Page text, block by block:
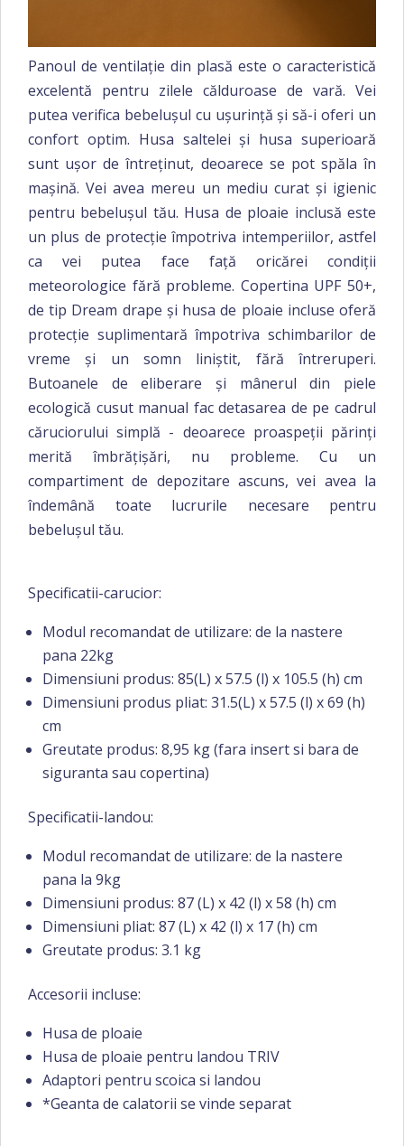
Panoul de ventilație din plasă este o caracteristică
excelentă pentru zilele călduroase de vară. Vei
putea verifica bebelușul cu ușurință și să-i oferi un
confort optim. Husa saltelei și husa superioară
sunt ușor de întreținut, deoarece se pot spăla în
mașină. Vei avea mereu un mediu curat și igienic
pentru bebelușul tău. Husa de ploaie inclusă este
un plus de protecție împotriva intemperiilor, astfel
ca vei putea face față oricărei condiții
meteorologice fără probleme. Copertina UPF 50+,
de tip Dream drape și husa de ploaie incluse oferă
protecție suplimentară împotriva schimbarilor de
vreme și un somn liniștit, fără întreruperi.
Butoanele de eliberare și mânerul din piele
ecologică cusut manual fac detasarea de pe cadrul
căruciorului simplă - deoarece proaspeții părinți
merită îmbrățișări, nu probleme. Cu un
compartiment de depozitare ascuns, vei avea la
îndemână toate lucrurile necesare pentru
bebelușul tău.
Specificatii-carucior:
Modul recomandat de utilizare: de la nastere
pana 22kg
Dimensiuni produs: 85(L) x 57.5 (l) x 105.5 (h) cm
Dimensiuni produs pliat: 31.5(L) x 57.5 (l) x 69 (h)
cm
Greutate produs: 8,95 kg (fara insert si bara de
siguranta sau copertina)
Specificatii-landou:
Modul recomandat de utilizare: de la nastere
pana la 9kg
Dimensiuni produs: 87 (L) x 42 (l) x 58 (h) cm
Dimensiuni pliat: 87 (L) x 42 (l) x 17 (h) cm
Greutate produs: 3.1 kg
Accesorii incluse:
Husa de ploaie
Husa de ploaie pentru landou TRIV
Adaptori pentru scoica si landou
*Geanta de calatorii se vinde separat